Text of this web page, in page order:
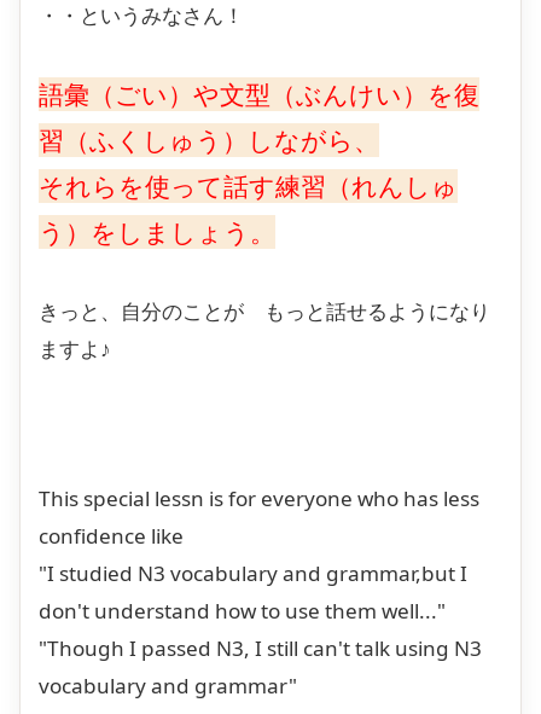
・・というみなさん！
語彙（ごい）や文型（ぶんけい）を復
習（ふくしゅう）しながら、
それらを使って話す練習（れんしゅ
う）をしましょう。
きっと、自分のことが もっと話せるようになり
ますよ♪
This special lessn is for everyone who has less
confidence like
"I studied N3 vocabulary and grammar,but I
don't understand how to use them well..."
"Though I passed N3, I still can't talk using N3
vocabulary and grammar"